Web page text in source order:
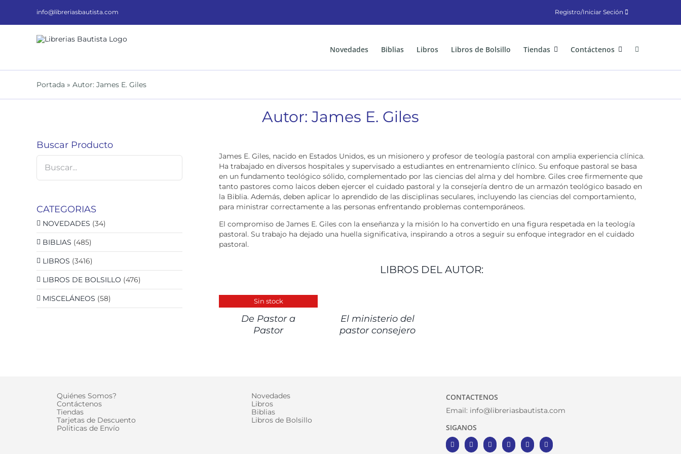
info@libreriasbautista.com Registro/Iniciar Seción
Novedades Biblias Libros Libros de Bolsillo Tiendas Contáctenos
Portada » Autor: James E. Giles
Autor: James E. Giles
James E. Giles, nacido en Estados Unidos, es un misionero y profesor de teología pastoral con amplia experiencia clínica.
Ha trabajado en diversos hospitales y supervisado a estudiantes en entrenamiento clínico. Su enfoque pastoral se basa
en un fundamento teológico sólido, complementado por las ciencias del alma y del hombre. Giles cree firmemente que
tanto pastores como laicos deben ejercer el cuidado pastoral y la consejería dentro de un armazón teológico basado en
la Biblia. Además, deben aplicar lo aprendido de las disciplinas seculares, incluyendo las ciencias del comportamiento,
para ministrar correctamente a las personas enfrentando problemas contemporáneos.
El compromiso de James E. Giles con la enseñanza y la misión lo ha convertido en una figura respetada en la teología
pastoral. Su trabajo ha dejado una huella significativa, inspirando a otros a seguir su enfoque integrador en el cuidado
pastoral.
LIBROS DEL AUTOR:
Sin stock
DETALLES
De Pastor a
Pastor
El ministerio del
pastor consejero
Buscar Producto
CATEGORIAS
NOVEDADES (34)
BIBLIAS (485)
LIBROS (3416)
LIBROS DE BOLSILLO (476)
MISCELÁNEOS (58)
Quiénes Somos?
Contáctenos
Tiendas
Tarjetas de Descuento
Politicas de Envío
Novedades
Libros
Biblias
Libros de Bolsillo
CONTACTENOS
Email: info@libreriasbautista.com
SIGANOS